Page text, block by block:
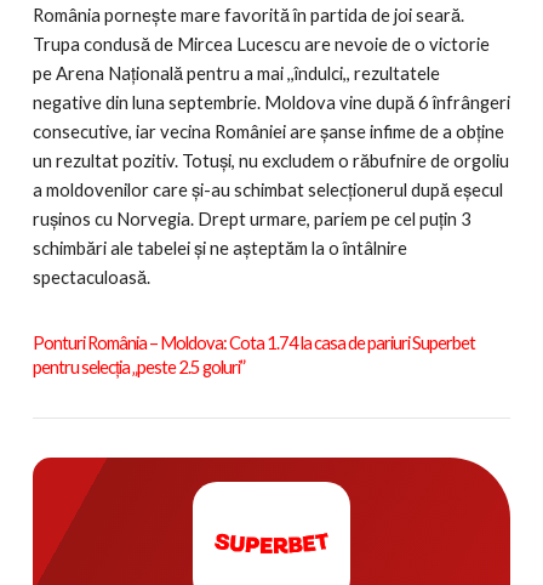
România pornește mare favorită în partida de joi seară.
Trupa condusă de Mircea Lucescu are nevoie de o victorie
pe Arena Națională pentru a mai ,,îndulci,, rezultatele
negative din luna septembrie. Moldova vine după 6 înfrângeri
consecutive, iar vecina României are șanse infime de a obține
un rezultat pozitiv. Totuși, nu excludem o răbufnire de orgoliu
a moldovenilor care și-au schimbat selecționerul după eșecul
rușinos cu Norvegia. Drept urmare, pariem pe cel puțin 3
schimbări ale tabelei și ne așteptăm la o întâlnire
spectaculoasă.
Ponturi România – Moldova: Cota 1.74 la casa de pariuri Superbet
pentru selecția „peste 2.5 goluri”